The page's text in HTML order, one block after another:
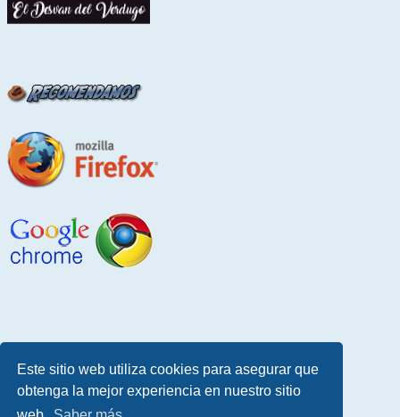
Este sitio web utiliza cookies para asegurar que
obtenga la mejor experiencia en nuestro sitio